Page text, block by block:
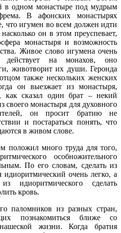
в одном монастыре под мудрым
В афонских монастырях
что игумен во всем должен идти
он в этом преуспевает,
монастыря и возможность
Живое слово игумена очень
действует на монахов, оно
животворит их души. Геронда
также нескольких женских
он выезжает из монастыря,
как сказал один брат – некий
своего монастыря для духовного
он просит братию не
и постараться понять, что
в живом слове.
положил много труда для того,
особножительного
По его словам, сделать из
очень легко, а
сделать
кровь.
паломников из разных стран,
познакомиться ближе со
жизни. Когда братия